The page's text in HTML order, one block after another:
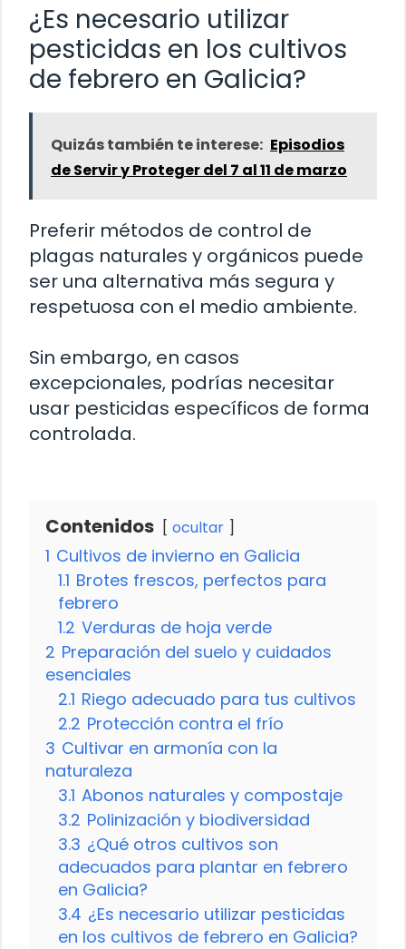
¿Es necesario utilizar
pesticidas en los cultivos
de febrero en Galicia?
Quizás también te interese: Episodios
de Servir y Proteger del 7 al 11 de marzo
Preferir métodos de control de
plagas naturales y orgánicos puede
ser una alternativa más segura y
respetuosa con el medio ambiente.
Sin embargo, en casos
excepcionales, podrías necesitar
usar pesticidas específicos de forma
controlada.
Contenidos ocultar
1 Cultivos de invierno en Galicia
1.1 Brotes frescos, perfectos para
febrero
1.2 Verduras de hoja verde
2 Preparación del suelo y cuidados
esenciales
2.1 Riego adecuado para tus cultivos
2.2 Protección contra el frío
3 Cultivar en armonía con la
naturaleza
3.1 Abonos naturales y compostaje
3.2 Polinización y biodiversidad
3.3 ¿Qué otros cultivos son
adecuados para plantar en febrero
en Galicia?
3.4 ¿Es necesario utilizar pesticidas
en los cultivos de febrero en Galicia?